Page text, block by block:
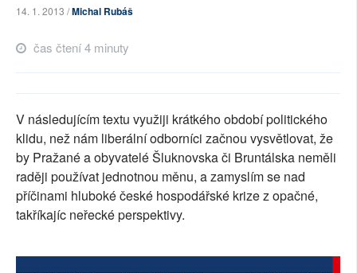
AUTOŘI
PŘÍSPĚVKY NA PROVOZ
SOCIÁLNÍ SÍTĚ
14. 1. 2013 /Michal Rubáš
čas čtení 4 minuty
V následujícím textu využiji krátkého období politického
klidu, než nám liberální odborníci začnou vysvětlovat, že
by Pražané a obyvatelé Šluknovska či Bruntálska neměli
raději používat jednotnou měnu, a zamyslím se nad
příčinami hluboké české hospodářské krize z opačné,
takříkajíc neřecké perspektivy.